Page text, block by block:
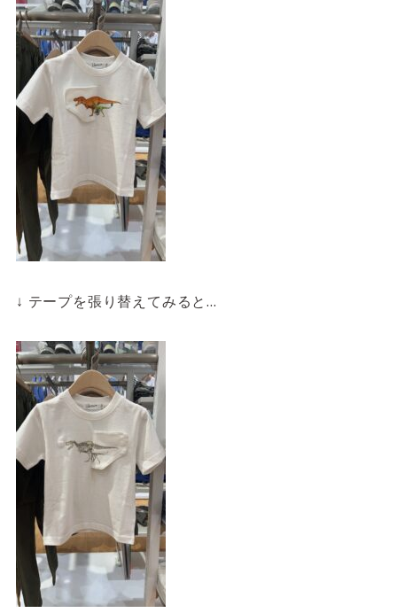
↓ テープを張り替えてみると…